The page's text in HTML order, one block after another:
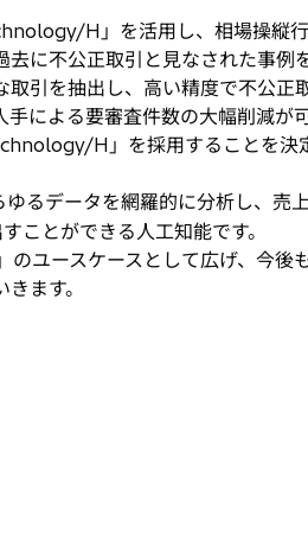
H」を活用し、相場操縦
去に不公正取引と見なされた事
引を抽出し、高い精度で不公正
による要審査件数の大幅削減が
H」を採用することを決
データを網羅的に分析し、売
ことができる人工知能です。
ユースケースとして広げ、今後
ます。